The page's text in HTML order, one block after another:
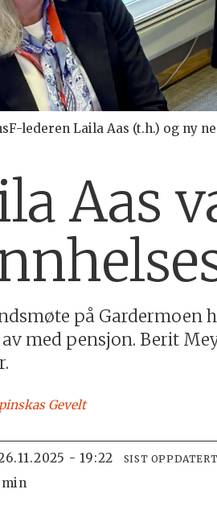
lederen Laila Aas (t.h.) og ny
Aas
på Gardermoen
med pensjon. Berit
Gevelt
26.11.2025 - 19:22 SIST OPPDATERT